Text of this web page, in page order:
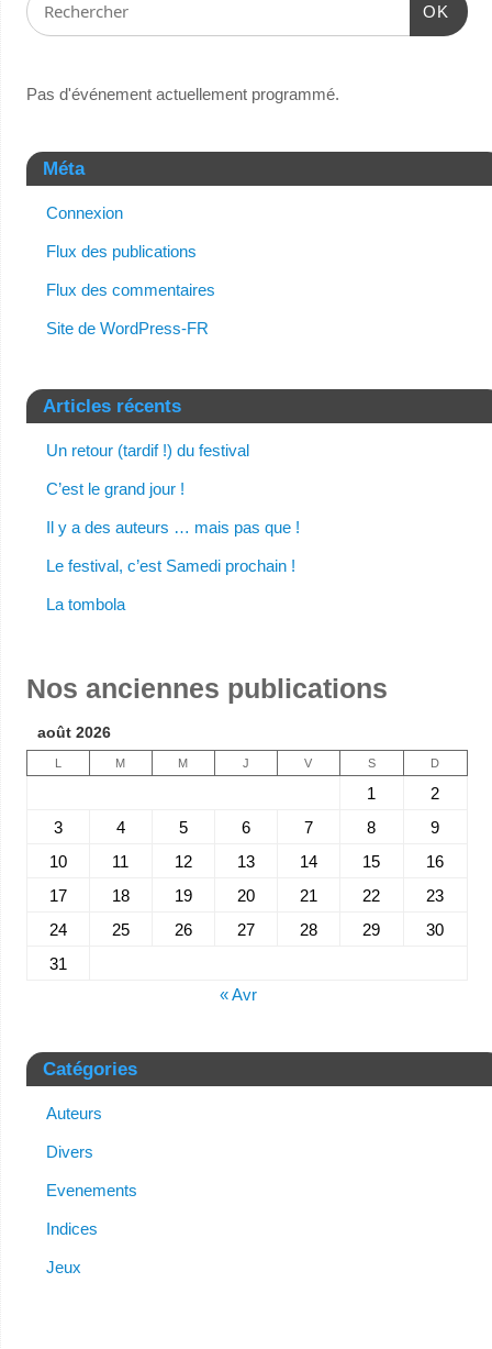
OK
Pas d'événement actuellement programmé.
Méta
Connexion
Flux des publications
Flux des commentaires
Site de WordPress-FR
Articles récents
Un retour (tardif !) du festival
C’est le grand jour !
Il y a des auteurs … mais pas que !
Le festival, c’est Samedi prochain !
La tombola
Nos anciennes publications
août 2026
L M M J V S D
1
2
3
4 5 6 7 8
9
10
11 12 13 14 15
16
17
18 19 20 21 22
23
24
25 26 27 28 29
30
31
« Avr
Catégories
Auteurs
Divers
Evenements
Indices
Jeux